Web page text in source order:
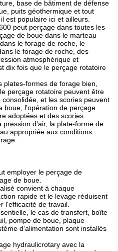
base de bâtiment de défense
puits géothermique et tout
est populaire ici et ailleurs.
peut perçage dans toutes les
de boue dans le marteau
le forage de roche, le
le forage de roche, des
atmosphérique et
dix fois que le perçage rotatoire
formes de forage bien,
perçage rotatoire peuvent être
et les scories peuvent
boue, l'opération de perçage
adoptées et des scories
d'air, la plate-forme de
appropriée aux conditions
employer le perçage de
de boue.
convient à chaque
rapide et le levage réduisent
l'efficacité de travail.
le cas de transfert, boîte
pompe de boue, plaque
d'alimentation sont installés
hydraulicrotary avec la